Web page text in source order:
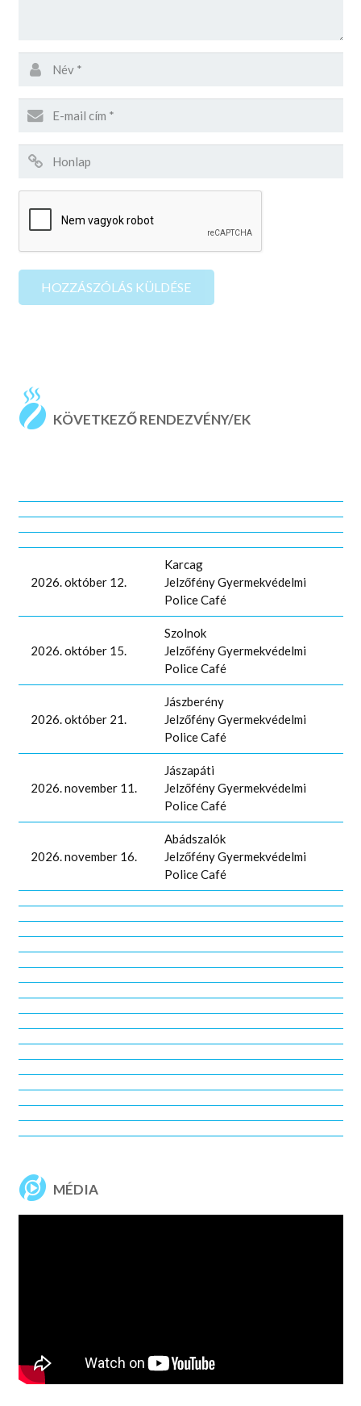
KÖVETKEZŐ RENDEZVÉNY/EK
2026. október 12.
Karcag
Jelzőfény Gyermekvédelmi
Police Café
2026. október 15.
Szolnok
Jelzőfény Gyermekvédelmi
Police Café
2026. október 21.
Jászberény
Jelzőfény Gyermekvédelmi
Police Café
2026. november 11.
Jászapáti
Jelzőfény Gyermekvédelmi
Police Café
2026. november 16.
Abádszalók
Jelzőfény Gyermekvédelmi
Police Café
MÉDIA